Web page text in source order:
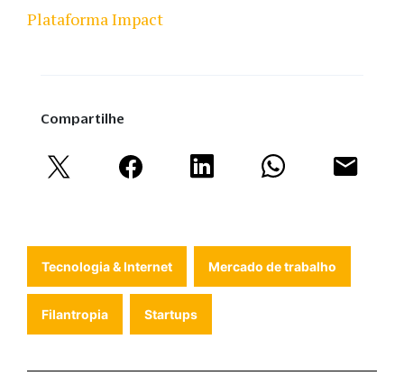
Plataforma Impact
Compartilhe
Tecnologia & Internet Mercado de trabalho
Filantropia Startups